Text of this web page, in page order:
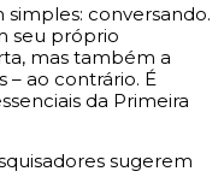
conversando.
seu próprio
mas também a
– ao contrário. É
da Primeira
sugerem